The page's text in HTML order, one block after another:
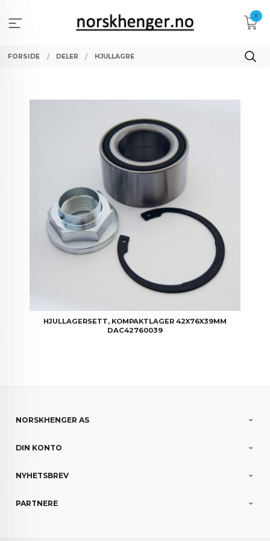
innholdet
0
FORSIDE DELER HJULLAGRE
HJULLAGERSETT, KOMPAKTLAGER 42X76X39MM
DAC42760039
NORSKHENGER AS
DIN KONTO
NYHETSBREV
PARTNERE